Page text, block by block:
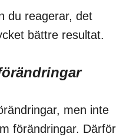
du reagerar, det
bättre resultat.
men inte
förändringar. Därför